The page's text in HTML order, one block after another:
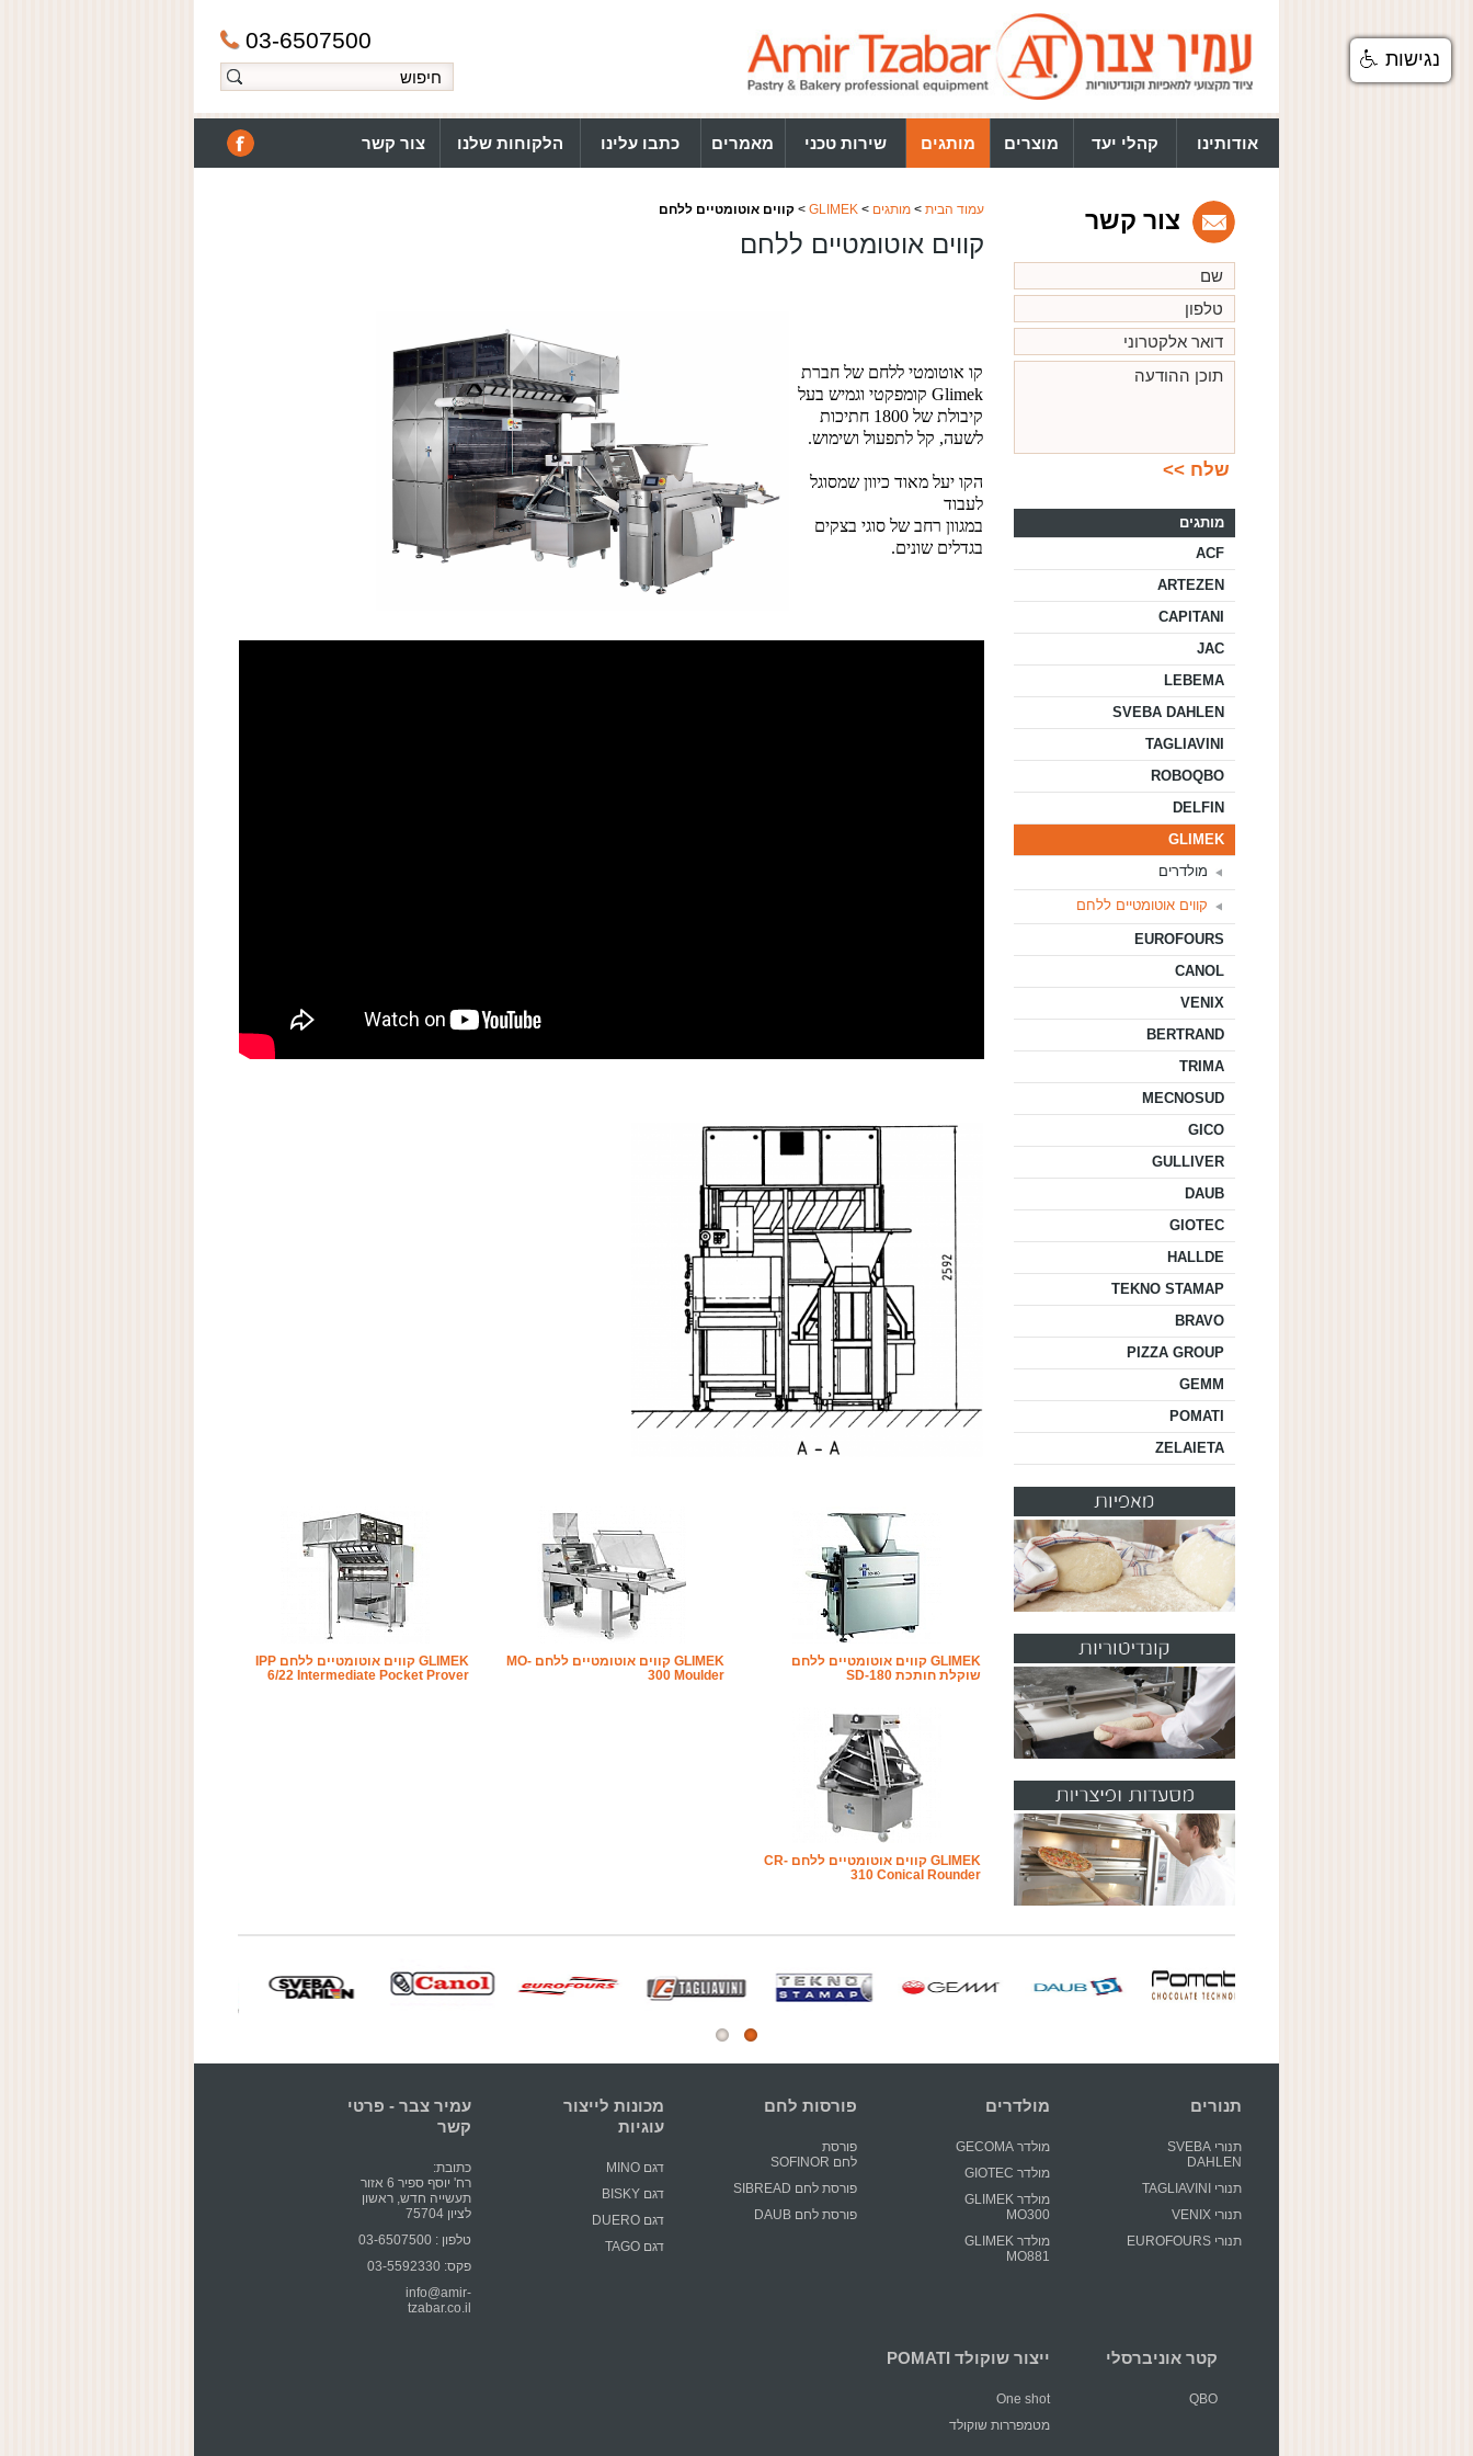
03-6507500
אודותינו קהלי יעד מוצרים מותגים שירות טכני מאמרים כתבו עלינו הלקוחות שלנו צור קשר
עמוד הבית >מותגים >
GLIMEK
>קווים אוטומטיים ללחם
קווים אוטומטיים ללחם
קו אוטומטי ללחם של חברת
Glimek קומפקטי וגמיש בעל
קיבולת של 1800 חתיכות
לשעה, קל לתפעול ושימוש.
הקו יעל מאוד כיוון שמסוגל
לעבוד
במגוון רחב של סוגי בצקים
בגדלים שונים.
GLIMEK קווים אוטומטיים ללחם
שוקלת חותכת SD-180
GLIMEK קווים אוטומטיים ללחם MO-
300 Moulder
GLIMEK קווים אוטומטיים ללחם IPP
6/22 Intermediate Pocket Prover
GLIMEK קווים אוטומטיים ללחם CR-
310 Conical Rounder
צור קשר
מותגים
ACF
ARTEZEN
CAPITANI
JAC
LEBEMA
SVEBA DAHLEN
TAGLIAVINI
ROBOQBO
DELFIN
GLIMEK
מולדרים
קווים אוטומטיים ללחם
EUROFOURS
CANOL
VENIX
BERTRAND
TRIMA
MECNOSUD
GICO
GULLIVER
DAUB
GIOTEC
HALLDE
TEKNO STAMAP
BRAVO
PIZZA GROUP
GEMM
POMATI
ZELAIETA
תנורים
תנורי SVEBA
DAHLEN
תנורי TAGLIAVINI
תנורי VENIX
תנורי EUROFOURS
מולדרים
מולדר GECOMA
מולדר GIOTEC
מולדר GLIMEK
MO300
מולדר GLIMEK
MO881
פורסות לחם
פורסת
לחם SOFINOR
פורסת לחם SIBREAD
פורסת לחם DAUB
מכונות לייצור
עוגיות
דגם MINO
דגם BISKY
דגם DUERO
דגם TAGO
עמיר צבר - פרטי
קשר
כתובת:
רח' יוסף ספיר 6 אזור
תעשייה חדש, ראשון
לציון 75704
טלפון : 03-6507500
פקס: 03-5592330
info@amir-
tzabar.co.il
קטר אוניברסלי
QBO
ייצור שוקולד POMATI
One shot
מטמפררות שוקולד
נגישות